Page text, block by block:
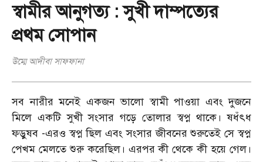
স্বামীর আনুগত্য : সুখী দাম্পত্যের
প্রথম সোপান
উম্মে আদীবা সাফফানা
সব নারীর মনেই একজন ভালো স্বামী পাওয়া এবং দুজনে
মিলে একটি সুখী সংসার গড়ে তোলার স্বপ্ন থাকে। ষধঁৎধ
ফড়ুষব -এরও স্বপ্ন ছিল এবং সংসার জীবনের শুরুতেই সে স্বপ্ন
পেখম মেলতে শুরু করেছিল। এরপর কী থেকে কী হয়ে গেল।